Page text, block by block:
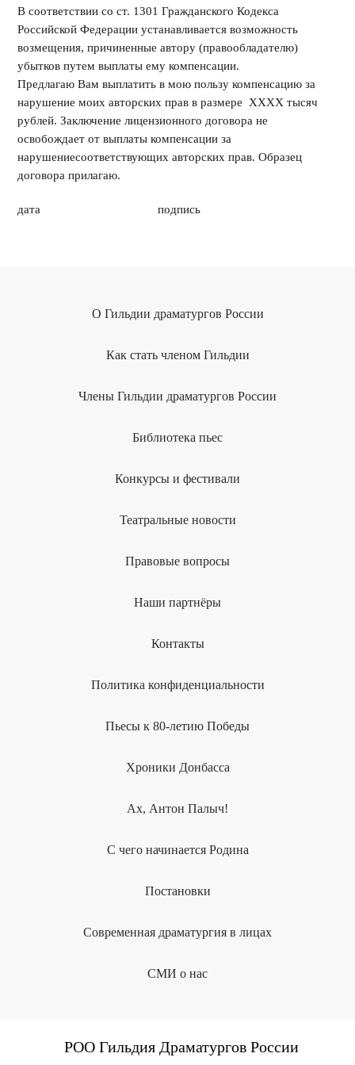
В соответствии со ст. 1301 Гражданского Кодекса
Российской Федерации устанавливается возможность
возмещения, причиненные автору (правообладателю)
убытков путем выплаты ему компенсации.
Предлагаю Вам выплатить в мою пользу компенсацию за
нарушение моих авторских прав в размере ХХХХ тысяч
рублей. Заключение лицензионного договора не
освобождает от выплаты компенсации за
нарушениесоответствующих авторских прав. Образец
договора прилагаю.
дата подпись
О Гильдии драматургов России
Как стать членом Гильдии
Члены Гильдии драматургов России
Библиотека пьес
Конкурсы и фестивали
Театральные новости
Правовые вопросы
Наши партнёры
Контакты
Политика конфиденциальности
Пьесы к 80-летию Победы
Хроники Донбасса
Ах, Антон Палыч!
С чего начинается Родина
Постановки
Современная драматургия в лицах
СМИ о нас
РОО Гильдия Драматургов России